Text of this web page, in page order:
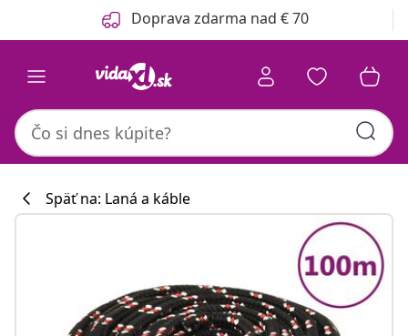
Predchádzajúce Doprava zdarma nad € 70
Späť na: Laná a káble